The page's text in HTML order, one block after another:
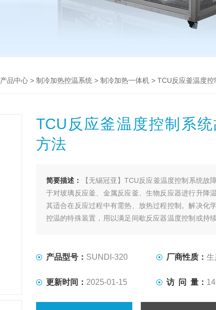
产品中心> 制冷加热控温系统> 制冷加热一体机> TCU反应釜温度控
TCU反应釜温度控制系
方法
简要描述：
【无锡冠亚】TCU反应釜温度控制系统故
于对玻璃反应釜、金属反应釜、生物反应器进行升降
其适合在反应过程中有需热、放热过程控制。解决化
控温的特殊装置，用以满足间歇反应器温度控制或持
产品型号： SUNDI-320 厂商性质：生
更新时间： 2025-01-15 访 问 量：